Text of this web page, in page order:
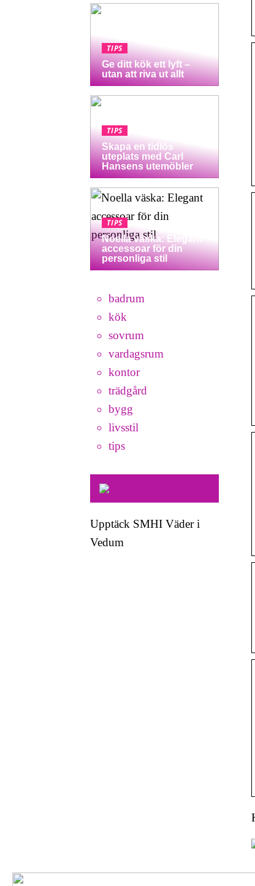
TIPS
Ge ditt kök ett lyft –
utan att riva ut allt
TIPS
Skapa en tidlös
uteplats med Carl
Hansens utemöbler
TIPS
Noella väska: Elegant
accessoar för din
personliga stil
badrum
kök
sovrum
vardagsrum
kontor
trädgård
bygg
livsstil
tips
Upptäck SMHI Väder i
Vedum